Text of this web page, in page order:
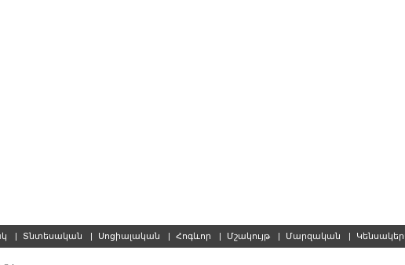
| Տնտեսական | Սոցիալական | Հոգևոր | Մշակույթ | Մարզական |